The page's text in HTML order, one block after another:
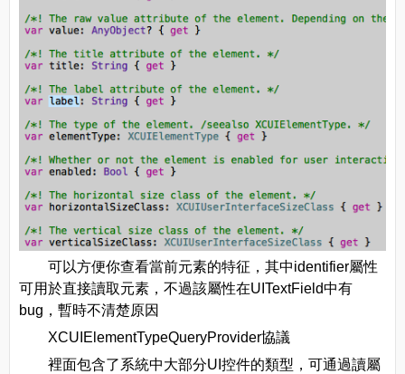
可以方便你查看當前元素的特征，其中identifier屬性
可用於直接讀取元素，不過該屬性在UITextField中有
bug，暫時不清楚原因
XCUIElementTypeQueryProvider協議
裡面包含了系統中大部分UI控件的類型，可通過讀屬